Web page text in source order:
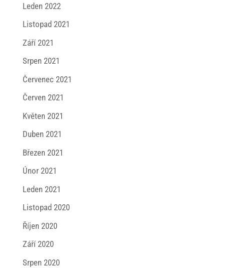
Leden 2022
Listopad 2021
Září 2021
Srpen 2021
Červenec 2021
Červen 2021
Květen 2021
Duben 2021
Březen 2021
Únor 2021
Leden 2021
Listopad 2020
Říjen 2020
Září 2020
Srpen 2020